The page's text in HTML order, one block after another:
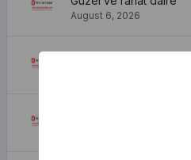
August 6, 2026